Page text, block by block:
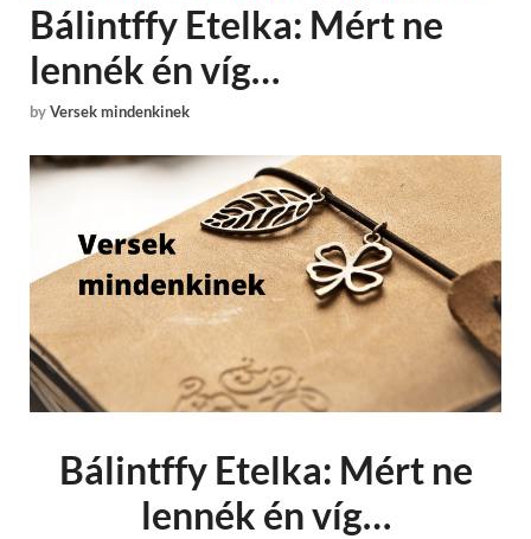
Bálintffy Etelka: Mért ne
lennék én víg…
byVersek mindenkinek
Bálintffy Etelka: Mért ne
lennék én víg…